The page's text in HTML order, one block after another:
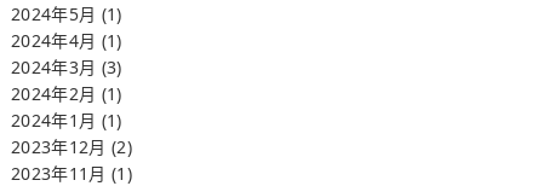
2024年5月 (1)
2024年4月 (1)
2024年3月 (3)
2024年2月 (1)
2024年1月 (1)
2023年12月(2)
2023年11月(1)